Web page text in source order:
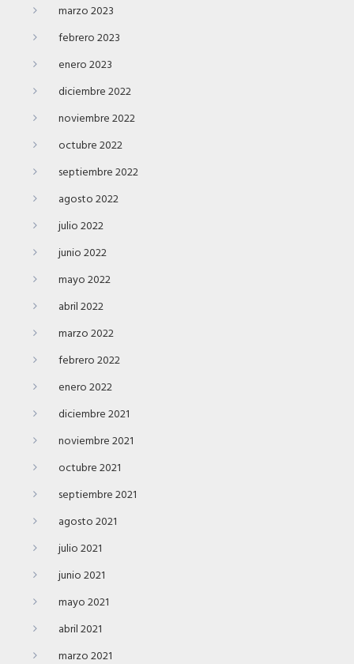
marzo 2023
febrero 2023
enero 2023
diciembre 2022
noviembre 2022
octubre 2022
septiembre 2022
agosto 2022
julio 2022
junio 2022
mayo 2022
abril 2022
marzo 2022
febrero 2022
enero 2022
diciembre 2021
noviembre 2021
octubre 2021
septiembre 2021
agosto 2021
julio 2021
junio 2021
mayo 2021
abril 2021
marzo 2021